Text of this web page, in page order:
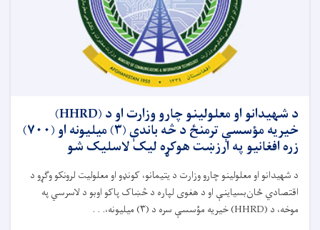
د شهیدانو او معلولینو چارو وزارت او د (HHRD)
خیریه مؤسسې ترمنځ د څه باندې (۳) میلیونه او (۷۰۰)
زره افغانیو په ارزښت هوکړه لیک لاسلیک شو
د شهیدانو او معلولینو چارو وزارت د یتیمانو، کونډو او معلولیت لرونکو وګړو د
اقتصادي ځان‌بسیاینې او د هغوی لپاره د څښاک پاکو اوبو د لاسرسي په
موخه، د (HHRD) خیریه مؤسسې سره د (۳) میلیونه،. . .